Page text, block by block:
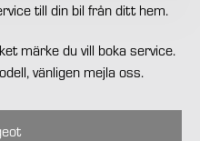
till din bil från ditt hem.
märke du vill boka service.
vänligen mejla oss.